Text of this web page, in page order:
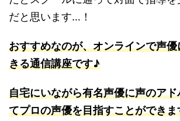
だと思います…！
おすすめなのが、オンラインで声
きる通信講座です♪
自宅にいながら有名声優に声のア
てプロの声優を目指すことができま